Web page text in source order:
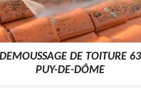
DEMOUSSAGE DE TOITURE 63
PUY-DE-DÔME